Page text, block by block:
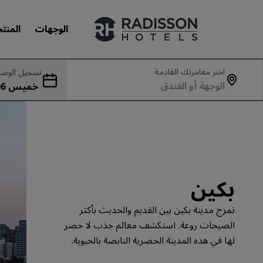
الوجهات
علاماتنا التجارية
اختر مغامرتك القادمة
تسجيل
جمعة 07 أغسطس
بكين
تمزج مدينة بكين بين القديم والحديث بأكثر
الصيحات روعة. استكشف معالم جذب لا حصر
لها في هذه المدينة الحضرية النابضة بالحيوية.